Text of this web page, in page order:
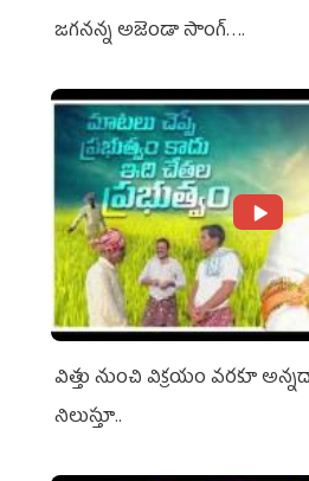
జగనన్న అజెండా సాంగ్….
విత్తు నుంచి విక్రయం వరకూ
నిలుస్తూ..